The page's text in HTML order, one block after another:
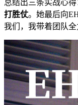
总结出三条实战心得
打胜仗。她最后向
我们，我带着团队全